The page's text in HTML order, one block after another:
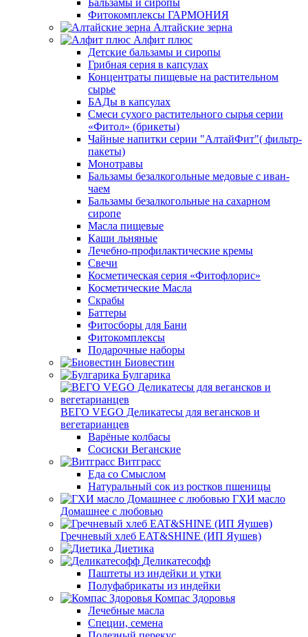
Бальзамы и сиропы
Фитокомплексы ГАРМОНИЯ
Алтайские зерна
Алфит плюс
Детские бальзамы и сиропы
Грибная серия в капсулах
Концентраты пищевые на растительном
сырье
БАДы в капсулах
Смеси сухого растительного сырья серии
«Фитол» (брикеты)
Чайные напитки серии "АлтайФит"( фильтр-
пакеты)
Монотравы
Бальзамы безалкогольные медовые с иван-
чаем
Бальзамы безалкогольные на сахарном
сиропе
Масла пищевые
Каши льняные
Лечебно-профилактические кремы
Свечи
Косметическая серия «Фитофлорис»
Косметические Масла
Скрабы
Баттеры
Фитосборы для Бани
Фитокомплексы
Подарочные наборы
Биовестин
Булгарика
ВЕГО VEGO Деликатесы для вегансков и
вегетарианцев
Варёные колбасы
Сосиски Веганские
Витграсс
Еда со Смыслом
Натуральный сок из ростков пшеницы
ГХИ масло
Домашнее с любовью
Гречневый хлеб EAT&SHINE (ИП Яушев)
Диетика
Деликатесофф
Паштеты из индейки и утки
Полуфабрикаты из индейки
Компас Здоровья
Лечебные масла
Специи, семена